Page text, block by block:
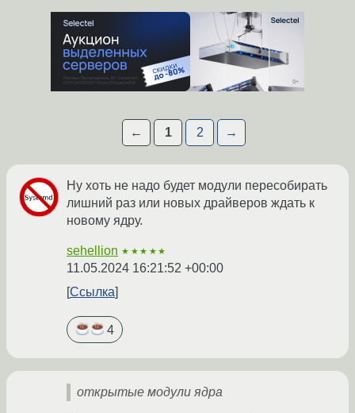
← 1 2 →
Ну хоть не надо будет модули пересобирать
лишний раз или новых драйверов ждать к
новому ядру.
sehellion ★★★★★
11.05.2024 16:21:52 +00:00
Ссылка
4
открытые модули ядра